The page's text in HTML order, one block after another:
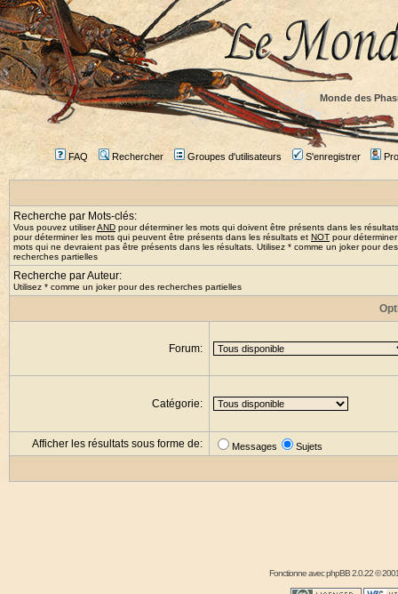
Monde des
FAQ Rechercher Groupes d'utilisateurs S'enregistrer
Recherche par Mots-clés:
Vous pouvez utiliserAND pour déterminer les mots qui doivent être présents dans les
pour déterminer les mots qui peuvent être présents dans les résultats et NOT pour
mots qui ne devraient pas être présents dans les résultats. Utilisez * comme un joker pour des
recherches partielles
Recherche par Auteur:
Utilisez * comme un joker pour des recherches partielles
Forum:
Catégorie:
Afficher les résultats sous forme de: Messages Sujets
Fonctionne avecphpBB2.0.22 ©